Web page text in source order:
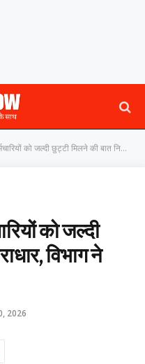
जल्दी छुट्टी मिलने की बात निराधार, विभाग ने किया खंडन
को जल्दी
विभाग ने
2026